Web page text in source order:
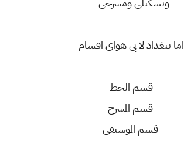
اما ببغداد لا بي هواي اقسام
قسم الخط
قسم المسرح
قسم الموسيقى